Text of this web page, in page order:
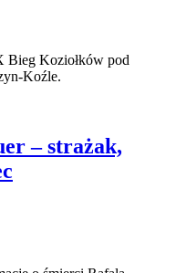
Bieg Koziołków pod
Koźle.
– strażak,